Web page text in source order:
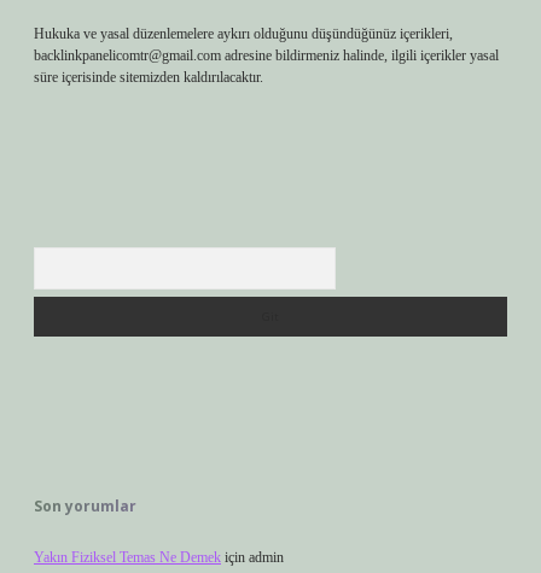
Hukuka ve yasal düzenlemelere aykırı olduğunu düşündüğünüz içerikleri,
backlinkpanelicomtr@gmail.com adresine bildirmeniz halinde, ilgili içerikler yasal
süre içerisinde sitemizden kaldırılacaktır.
Son yorumlar
Yakın Fiziksel Temas Ne Demek için admin